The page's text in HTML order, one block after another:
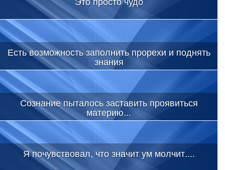
Есть возможность заполнить прорехи и поднять
знания
Сознание пыталось заставить проявиться
материю...
Я почувствовал, что значит ум молчит....